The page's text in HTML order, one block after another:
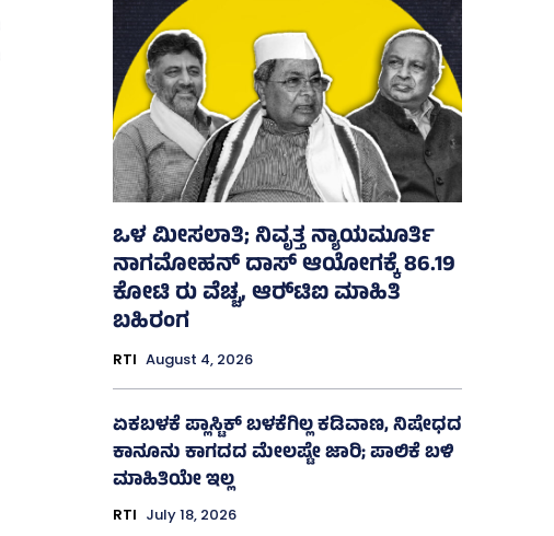
ಒಳ ಮೀಸಲಾತಿ; ನಿವೃತ್ತ ನ್ಯಾಯಮೂರ್ತಿ
ನಾಗಮೋಹನ್ ದಾಸ್ ಆಯೋಗಕ್ಕೆ 86.19
ಕೋಟಿ ರು ವೆಚ್ಚ, ಆರ್‍‌ಟಿಐ ಮಾಹಿತಿ
ಬಹಿರಂಗ
RTI August 4, 2026
ಏಕಬಳಕೆ ಪ್ಲಾಸ್ಟಿಕ್‌ ಬಳಕೆಗಿಲ್ಲ ಕಡಿವಾಣ, ನಿಷೇಧದ
ಕಾನೂನು ಕಾಗದದ ಮೇಲಷ್ಟೇ ಜಾರಿ; ಪಾಲಿಕೆ ಬಳಿ
ಮಾಹಿತಿಯೇ ಇಲ್ಲ
RTI July 18, 2026